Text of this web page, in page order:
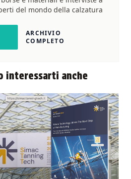
del mondo della calzatura
ARCHIVIO
COMPLETO
interessarti anche